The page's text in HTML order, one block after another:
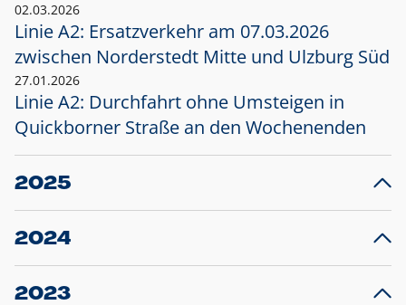
02.03.2026
Linie A2: Ersatzverkehr am 07.03.2026
zwischen Norderstedt Mitte und Ulzburg Süd
27.01.2026
Linie A2: Durchfahrt ohne Umsteigen in
Quickborner Straße an den Wochenenden
2025
23.12.2025
Projekt S5: Start der Bauarbeiten am
2024
10.12.2024
Großprojekt S5: Sperrung der Bahnstraße in
2023